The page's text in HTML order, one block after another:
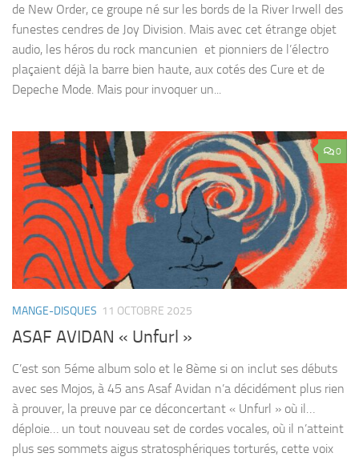
de New Order, ce groupe né sur les bords de la River Irwell des
funestes cendres de Joy Division. Mais avec cet étrange objet
audio, les héros du rock mancunien et pionniers de l’électro
plaçaient déjà la barre bien haute, aux cotés des Cure et de
Depeche Mode. Mais pour invoquer un...
0
MANGE-DISQUES 11 OCTOBRE 2025
ASAF AVIDAN « Unfurl »
C’est son 5éme album solo et le 8ème si on inclut ses débuts
avec ses Mojos, à 45 ans Asaf Avidan n’a décidément plus rien
à prouver, la preuve par ce déconcertant « Unfurl » où il…
déploie… un tout nouveau set de cordes vocales, où il n’atteint
plus ses sommets aigus stratosphériques torturés, cette voix